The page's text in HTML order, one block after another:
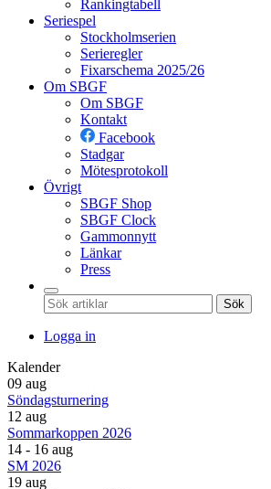
Rankingtabell
Seriespel
Stockholmserien
Serieregler
Fixarschema 2025/26
Om SBGF
Om SBGF
Kontakt
Facebook
Stadgar
Mötesprotokoll
Övrigt
SBGF Shop
SBGF Clock
Gammonnytt
Länkar
Press
Sök
Logga in
Kalender
09 aug
Söndagsturnering
12 aug
Sommarkoppen 2026
14 - 16 aug
SM 2026
19 aug